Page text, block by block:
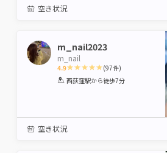
空き状況
m_nail2023
m_nail
4.9
1 2 3 4 5
(97件)
西荻窪駅から徒歩7分
空き状況